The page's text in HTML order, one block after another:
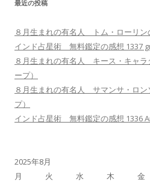
最近の投稿
８月生まれの有名人 トム・ローリン
インド占星術 無料鑑定の感想 1337
８月生まれの有名人 キース・キャラ
ープ）
８月生まれの有名人 サマンサ・ロン
プ）
インド占星術 無料鑑定の感想 1336
2025年8月
月
火 水 木 金